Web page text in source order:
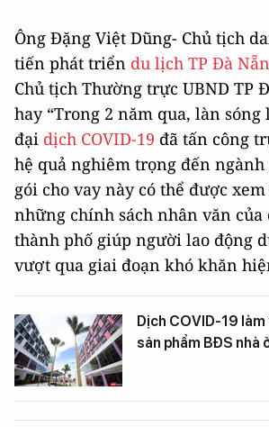
Ông Đặng Việt Dũng- Chủ tịch
tiến phát triển du lịch TP Đà
Chủ tịch Thường trực UBND TP
hay “Trong 2 năm qua, làn
đại dịch COVID-19 đã tấn công
hệ quả nghiêm trọng đến
gói cho vay này có thể được
những chính sách nhân văn
thành phố giúp người lao động
vượt qua giai đoạn khó khăn
Dịch COVID-19
sản phẩm BĐS nhà